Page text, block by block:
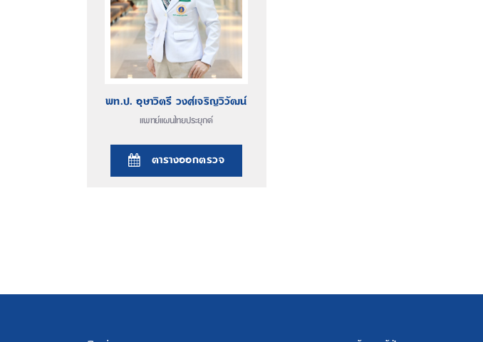
แพทย์แผนไทยประยุกต์
พท.ป. อุษาวิตรี วงศ์เจริญวิวัฒน์
ตารางออกตรวจ